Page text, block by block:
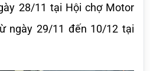
28/11 tại Hội chợ Motor
ngày 29/11 đến 10/12 tại